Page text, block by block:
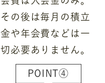
その後は毎月の積立
金や年会費などは一
切必要ありません。
POINT④